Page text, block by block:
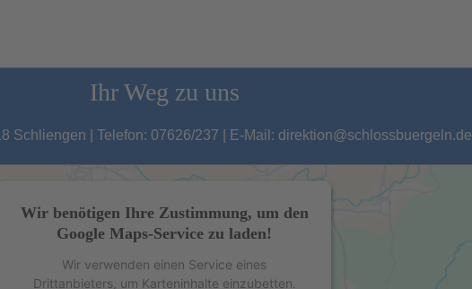
Ihr Weg zu uns
Schliengen | Telefon: 07626/237 | E-Mail: direktion@schlossbuergeln.de
Wir benötigen Ihre Zustimmung, um den
Google Maps-Service zu laden!
Wir verwenden einen Service eines
Drittanbieters, um Karteninhalte einzubetten.